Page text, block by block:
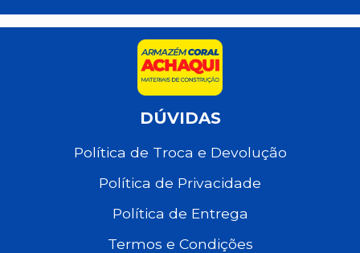
DÚVIDAS
Política de Troca e Devolução
Política de Privacidade
Política de Entrega
Termos e Condições